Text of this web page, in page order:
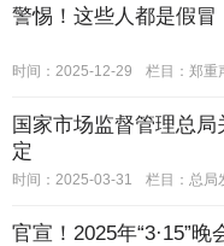
警惕！这些人都是假冒
时间：2025-12-29 栏目： 郑重
国家市场监督管理总
定
时间：2025-03-31 栏目： 总局
官宣！2025年“3·15”晚